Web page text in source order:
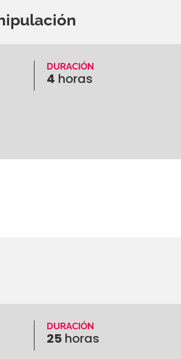
DURACIÓN
4 horas
DURACIÓN
25horas